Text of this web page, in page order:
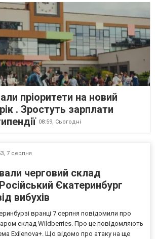
пріоритети на новий
. Зростуть зарплати
08:59, Сьогодні
7 серпня
черговий склад
Єкатеринбург
вибухів
вранці 7 серпня повідомили про
склад Wildberries. Про це повідомляють
Exilenova+. Що відомо про атаку на ще